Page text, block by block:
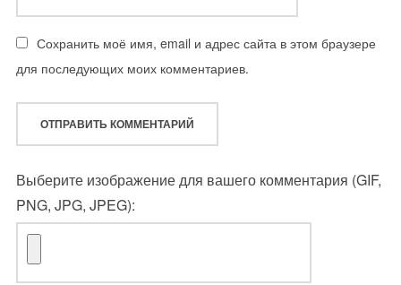
Сохранить моё имя, email и адрес сайта в этом браузере
для последующих моих комментариев.
Выберите изображение для вашего комментария (GIF,
PNG, JPG, JPEG):